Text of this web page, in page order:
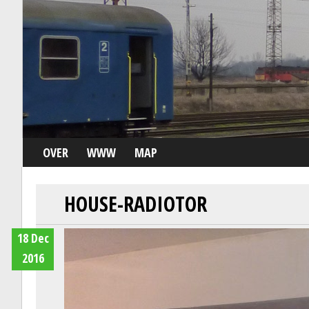
OVER WWW MAP
HOUSE-RADIOTOR
18 Dec
2016